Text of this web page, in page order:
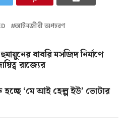
আইনজীবী অপহরণ
বাবরি মসজিদ নির্মাণে
রাজ্যের
‘মে আই হেল্প ইউ’ ভোটার